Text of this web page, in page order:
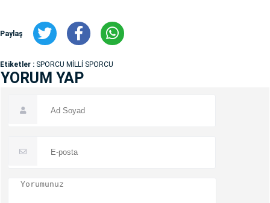
Paylaş
Etiketler : SPORCU MİLLİ SPORCU
YORUM YAP